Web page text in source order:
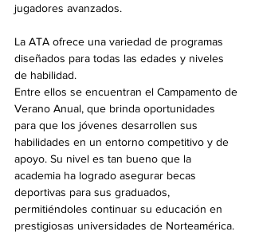
jugadores avanzados.
La ATA ofrece una variedad de programas
diseñados para todas las edades y niveles
de habilidad.
Entre ellos se encuentran el Campamento de
Verano Anual, que brinda oportunidades
para que los jóvenes desarrollen sus
habilidades en un entorno competitivo y de
apoyo. Su nivel es tan bueno que la
academia ha logrado asegurar becas
deportivas para sus graduados,
permitiéndoles continuar su educación en
prestigiosas universidades de Norteamérica.